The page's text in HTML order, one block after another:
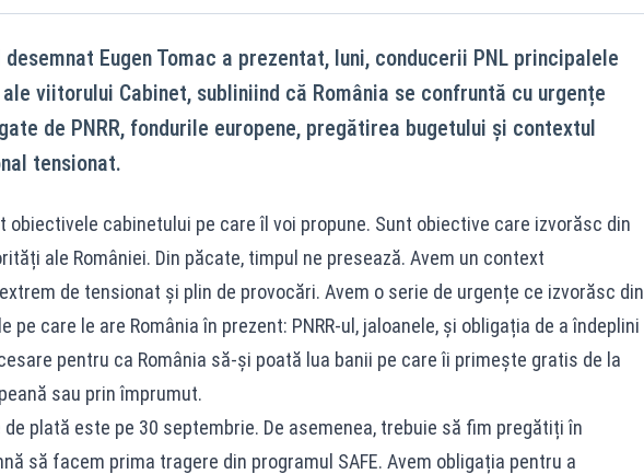
Eugen Tomac a prezentat, luni, conducerii PNL principalele
viitorului Cabinet, subliniind că România se confruntă cu urgențe
de PNRR, fondurile europene, pregătirea bugetului și contextul
tensionat.
obiectivele cabinetului pe care îl voi propune. Sunt obiective care izvorăsc din
ale României. Din păcate, timpul ne presează. Avem un context
de tensionat și plin de provocări. Avem o serie de urgențe ce izvorăsc din
pe care le are România în prezent: PNRR-ul, jaloanele, și obligația de a îndeplini
pentru ca România să-și poată lua banii pe care îi primește gratis de la
sau prin împrumut.
plată este pe 30 septembrie. De asemenea, trebuie să fim pregătiți în
să facem prima tragere din programul SAFE. Avem obligația pentru a